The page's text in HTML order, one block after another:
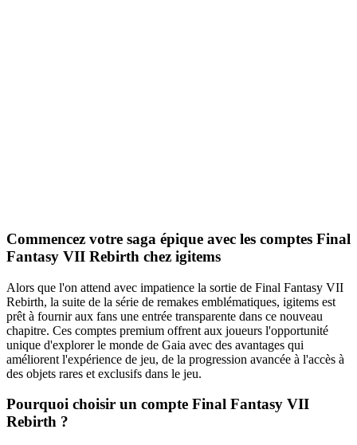
Commencez votre saga épique avec les comptes Final
Fantasy VII Rebirth chez igitems
Alors que l'on attend avec impatience la sortie de Final Fantasy VII
Rebirth, la suite de la série de remakes emblématiques, igitems est
prêt à fournir aux fans une entrée transparente dans ce nouveau
chapitre. Ces comptes premium offrent aux joueurs l'opportunité
unique d'explorer le monde de Gaia avec des avantages qui
améliorent l'expérience de jeu, de la progression avancée à l'accès à
des objets rares et exclusifs dans le jeu.
Pourquoi choisir un compte Final Fantasy VII
Rebirth ?